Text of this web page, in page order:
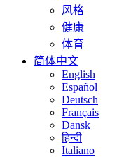
风格
健康
体育
简体中文
English
Español
Deutsch
Français
Dansk
हिन्दी
Italiano